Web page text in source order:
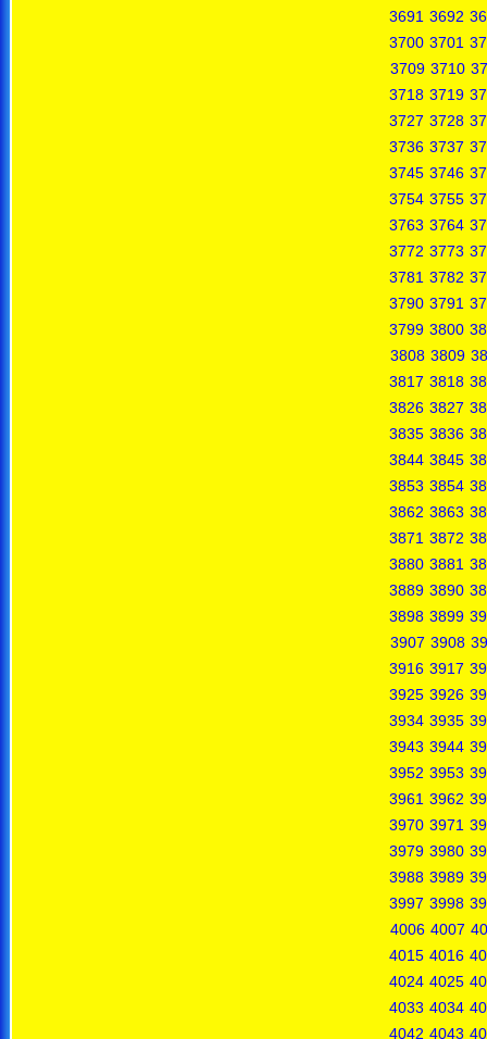
3691 3692
3700 3701
3709 3710
3718 3719
3727 3728
3736 3737
3745 3746
3754 3755
3763 3764
3772 3773
3781 3782
3790 3791
3799 3800
3808 3809
3817 3818
3826 3827
3835 3836
3844 3845
3853 3854
3862 3863
3871 3872
3880 3881
3889 3890
3898 3899
3907 3908
3916 3917
3925 3926
3934 3935
3943 3944
3952 3953
3961 3962
3970 3971
3979 3980
3988 3989
3997 3998
4006 4007
4015 4016
4024 4025
4033 4034
4042 4043